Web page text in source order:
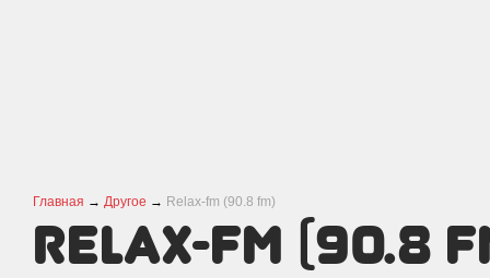
Главная → Другое → Relax-fm (90.8 fm)
Relax-fm (90.8